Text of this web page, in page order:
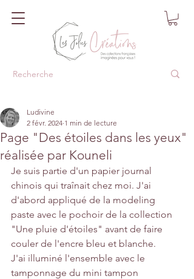
Page "Des étoiles dans les yeux"
réalisée par Kouneli
Ludivine
2 févr. 2024 1 min de lecture
Je suis partie d'un papier journal
chinois qui traînait chez moi. J'ai
d'abord appliqué de la modeling
paste avec le pochoir de la collection
"Une pluie d'étoiles" avant de faire
couler de l'encre bleu et blanche.
J'ai illuminé l'ensemble avec le
tamponnage du mini tampon